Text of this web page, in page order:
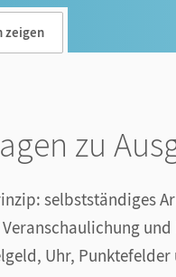
zeigen
zu
selbstständiges
Uhr, Punktefelder